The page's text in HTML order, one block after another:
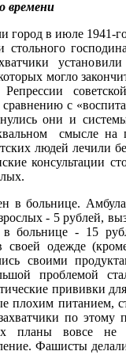
времени
город в июле 1941-
стольного
могло
с
они и системы
смысле на
людей лечили
консультации
в больнице.
- 5 рублей,
в больнице - 15
одежде
своими
проблемой
прививки
плохим питанием,
по этому
планы вовсе не
Фашисты